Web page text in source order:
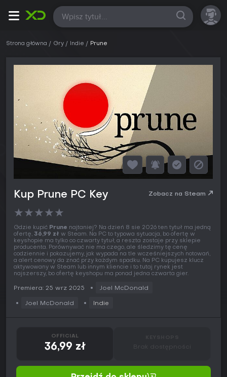
Wszystkie
Strona główna Gry Indie Prune
Kup Prune PC Key Zobacz na Steam
★★★★★
Gdzie kupić Prune najtaniej? Na dzień 8 sie 2026 ten tytuł ma jedną
ofertę, 36,99 zł w Steam. Na PC to typowa sytuacja, bo ofertę w
keyshopie ma tylko co czwarty tytuł, a reszta zostaje przy sklepie
producenta. Porównywać nie ma czego, ale śledzimy tę cenę
codziennie i pokazujemy, jak wypada na tle wcześniejszych notowań,
a alert cenowy da znać przy każdym spadku. Na PC kupujesz klucz
aktywowany w Steam lub innym kliencie i to tutaj rynek jest
najszerszy, bo ofertę keyshopu ma ponad jedna czwarta gier.
Premiera: 25 wrz 2025 Joel McDonald
Joel McDonald Indie
OFFICIAL
36,99 zł Brak dostępności